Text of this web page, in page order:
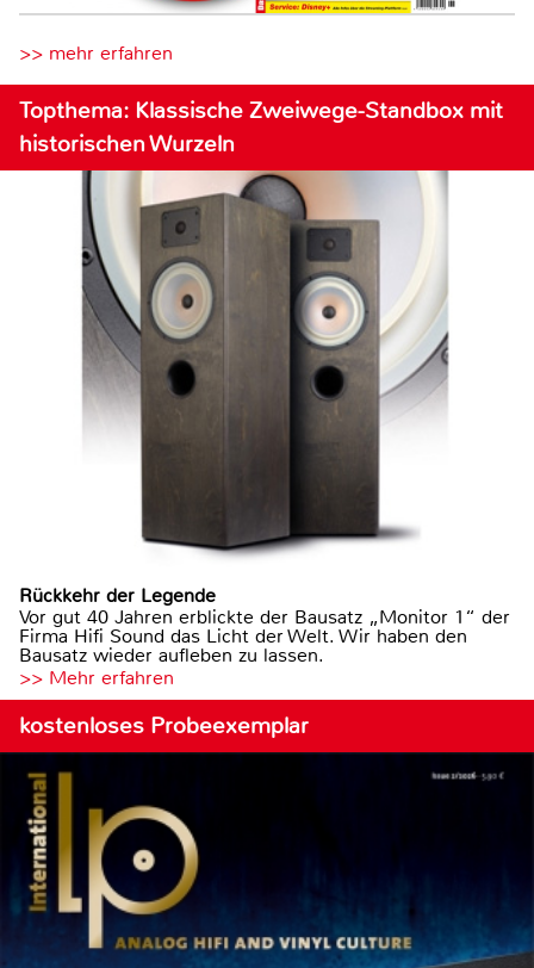
>> mehr erfahren
Topthema: Klassische Zweiwege-Standbox mit
historischen Wurzeln
Rückkehr der Legende
Vor gut 40 Jahren erblickte der Bausatz „Monitor 1“ der
Firma Hifi Sound das Licht der Welt. Wir haben den
Bausatz wieder aufleben zu lassen.
>> Mehr erfahren
kostenloses Probeexemplar